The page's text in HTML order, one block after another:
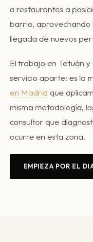
a restaurantes a
barrio, aprovechando
llegada de nuevos
El trabajo en Tetuán
servicio aparte: es la
en Madrid que
misma metodología,
consultor que
ocurre en esta zona.
EMPIEZA POR EL